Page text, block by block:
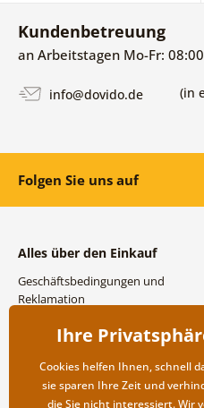
Kundenbetreuung
an Arbeitstagen Mo-Fr:
info@dovido.de (in
Folgen Sie uns auf
Alles über den Einkauf
Geschäftsbedingungen und
Reklamation
Versand- und
Rücksendung der Ware
Ihre
Cookies helfen Ihnen, schnell
sie sparen Ihre Zeit und
die Sie nicht interessiert. Wir